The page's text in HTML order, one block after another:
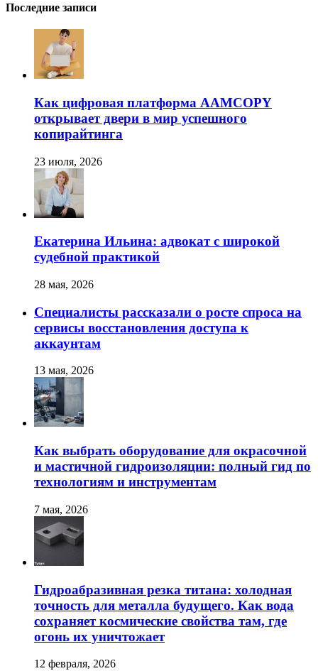
Последние записи
Как цифровая платформа AAMCOPY
открывает двери в мир успешного
копирайтинга
23 июля, 2026
Екатерина Ильина: адвокат с широкой
судебной практикой
28 мая, 2026
Специалисты рассказали о росте спроса на
сервисы восстановления доступа к
аккаунтам
13 мая, 2026
Как выбрать оборудование для окрасочной
и мастичной гидроизоляции: полный гид по
технологиям и инструментам
7 мая, 2026
Гидроабразивная резка титана: холодная
точность для металла будущего. Как вода
сохраняет космические свойства там, где
огонь их уничтожает
12 февраля, 2026